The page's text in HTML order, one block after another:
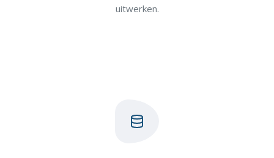
uitwerken.